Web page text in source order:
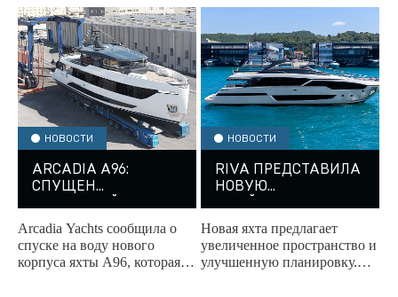
характеру и стилю катеров,
которые точно не...
гостей, валовой
вместимостью до 500 GT и
электрическими...
НОВОСТИ
ARCADIA A96:
СПУЩЕН
Arcadia Yachts сообщила о
спуске на воду нового
корпуса яхты A96, которая
НОВОСТИ
RIVA ПРЕДСТАВИЛА
НОВУЮ
SUPER
Новая яхта предлагает
увеличенное пространство и
улучшенную планировку.